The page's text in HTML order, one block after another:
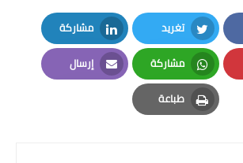
المرحلة الابتدائية
المرحلة المتوسطة
المرحلة الاعدادية
تغريد
Twitter
مشاركة
LinkedIn
مشاركة
Whatsapp
إرسال
Email
طباعة
Print